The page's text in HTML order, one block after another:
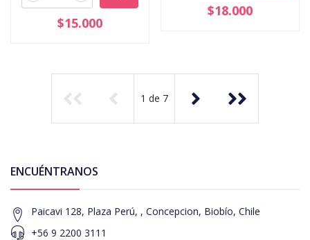
$15.000
$18.000
1 de 7
ENCUÉNTRANOS
Paicavi 128, Plaza Perú, , Concepcion, Biobío, Chile
+56 9 2200 3111